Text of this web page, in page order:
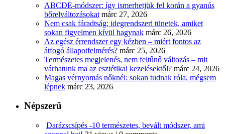
ABCDE‑módszer: így ismerhetjük fel korán a gyanús
bőrelváltozásokat márc 27, 2026
Nem csak fáradtság: idegrendszeri tünetek, amiket
sokan figyelmen kívül hagynak márc 26, 2026
Az egész érrendszer egy kézben – miért fontos az
átfogó állapotfelmérés? márc 25, 2026
Természetes megjelenés, nem feltűnő változás – mit
várhatunk ma az esztétikai kezelésektől? márc 24, 2026
Magas vérnyomás nőknél: sokan tudnak róla, mégsem
lépnek márc 23, 2026
Népszerű
Darázscsípés -10 természetes, bevált módszer, ami